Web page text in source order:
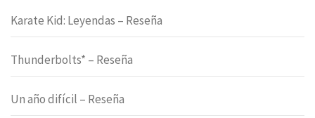
Karate Kid: Leyendas – Reseña
Thunderbolts* – Reseña
Un año difícil – Reseña